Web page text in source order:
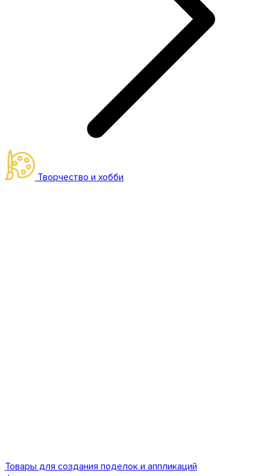
Творчество и хобби
Товары для создания поделок и аппликаций